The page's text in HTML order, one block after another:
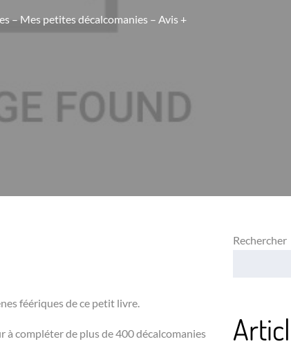
– Mes petites décalcomanies – Avis +
féériques de ce petit livre.
à compléter de plus de 400 décalcomanies
Rechercher